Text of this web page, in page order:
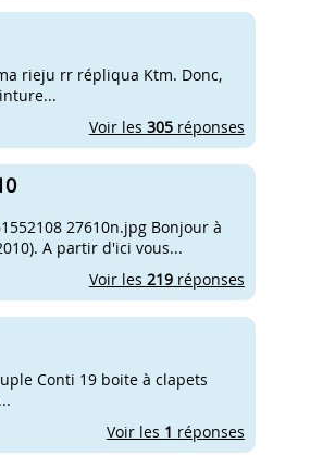
rieju rr répliqua Ktm. Donc,
Voir les 305réponses
27610n.jpg Bonjour à
A partir d'ici vous...
Voir les 219réponses
Conti 19 boite à clapets
Voir les 1 réponses